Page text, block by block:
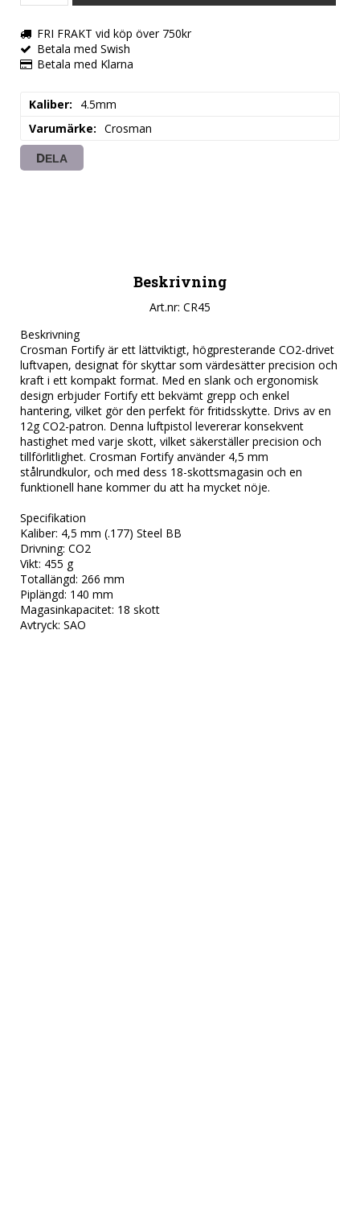
FRI FRAKT vid köp över 750kr
Betala med Swish
Betala med Klarna
Kaliber
4.5mm
Varumärke
Crosman
DELA
Beskrivning
Art.nr: CR45
Beskrivning
Crosman Fortify är ett lättviktigt, högpresterande CO2-drivet
luftvapen, designat för skyttar som värdesätter precision och
kraft i ett kompakt format. Med en slank och ergonomisk
design erbjuder Fortify ett bekvämt grepp och enkel
hantering, vilket gör den perfekt för fritidsskytte. Drivs av en
12g CO2-patron. Denna luftpistol levererar konsekvent
hastighet med varje skott, vilket säkerställer precision och
tillförlitlighet. Crosman Fortify använder 4,5 mm
stålrundkulor, och med dess 18-skottsmagasin och en
funktionell hane kommer du att ha mycket nöje.
Specifikation
Kaliber: 4,5 mm (.177) Steel BB
Drivning: CO2
Vikt: 455 g
Totallängd: 266 mm
Piplängd: 140 mm
Magasinkapacitet: 18 skott
Avtryck: SAO